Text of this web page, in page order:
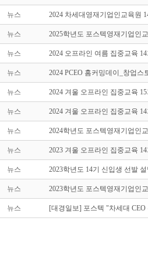
뉴스 2024 차세대영재기업인교육원
뉴스 2025학년도 포스텍영재기업인
뉴스 2024 오프라인 여름 집중교육
뉴스 2024 PCEO 홈커밍데이_창업스
뉴스 2024 겨울 오프라인 집중교육
뉴스 2024 겨울 오프라인 집중교육
뉴스 2024학년도 포스텍영재기업인
뉴스 2023 겨울 오프라인 집중교육
뉴스 2023학년도 14기 신입생 선발
뉴스 2023학년도 포스텍영재기업인
뉴스 [대경일보] 포스텍 "차세대